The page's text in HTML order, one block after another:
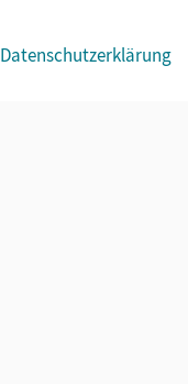
Datenschutzerklärung